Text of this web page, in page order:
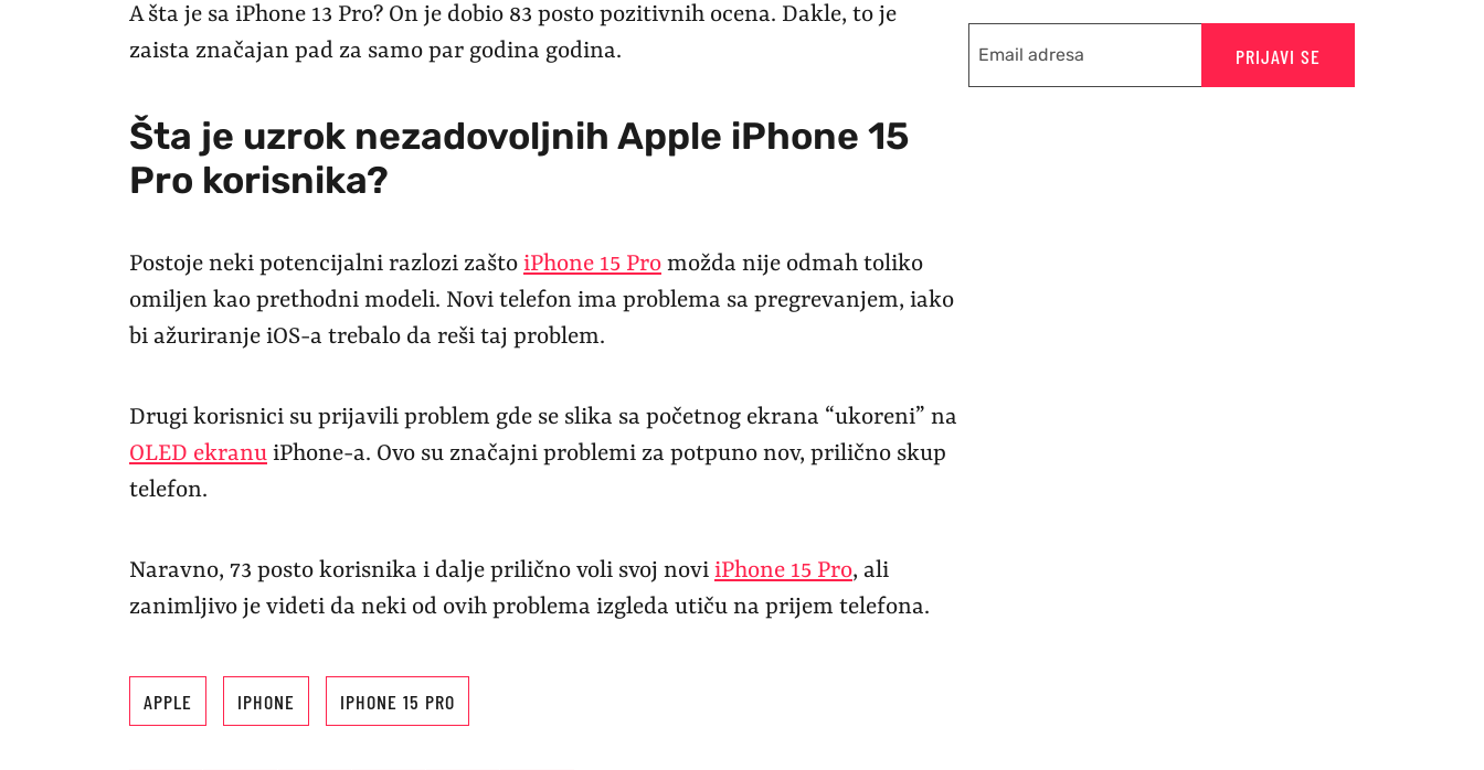
A šta je sa iPhone 13 Pro? On je dobio 83 posto pozitivnih ocena. Dakle, to je
zaista značajan pad za samo par godina godina.
Šta je uzrok nezadovoljnih Apple iPhone 15
Pro korisnika?
Postoje neki potencijalni razlozi zašto iPhone 15 Pro možda nije odmah toliko
omiljen kao prethodni modeli. Novi telefon ima problema sa pregrevanjem, iako
bi ažuriranje iOS-a trebalo da reši taj problem.
Drugi korisnici su prijavili problem gde se slika sa početnog ekrana “ukoreni” na
OLED ekranu iPhone-a. Ovo su značajni problemi za potpuno nov, prilično skup
telefon.
Naravno, 73 posto korisnika i dalje prilično voli svoj novi iPhone 15 Pro, ali
zanimljivo je videti da neki od ovih problema izgleda utiču na prijem telefona.
APPLE IPHONE IPHONE 15 PRO
PRIJAVI SE